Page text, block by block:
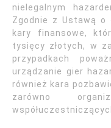
nielegalnym
Zgodnie z Ustawą o
kary finansowe,
tysięcy złotych, w
przypadkach
urządzanie gier
również kara
zarówno